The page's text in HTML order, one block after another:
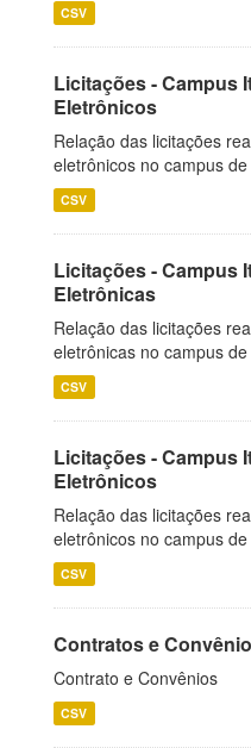
CSV
Licitações - Campus
Eletrônicos
Relação das licitações
eletrônicos no campus
CSV
Licitações - Campus
Eletrônicas
Relação das licitações
eletrônicas no campus
CSV
Licitações - Campus
Eletrônicos
Relação das licitações
eletrônicos no campus
CSV
Contratos e
Contrato e Convênios
CSV